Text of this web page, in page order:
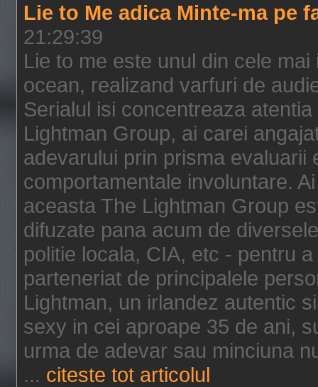
Lie to Me adica Minte-ma pe
21:29:39
Lie to me este unul din cele
ocean, realizand varfuri de
Serialul isi concentreaza
Lightman Group, ai carei
adevarului prin prisma evaluarii
comportamentale involuntare.
aceasta The Lightman Group
difuzate pana acum de
politie locala, CIA, etc - pentru
parteneriat de principalele
Lightman, un irlandez autentic
sexy in cei aproape 35 de ani,
urma de adevar sau minciuna
... citeste tot articolul